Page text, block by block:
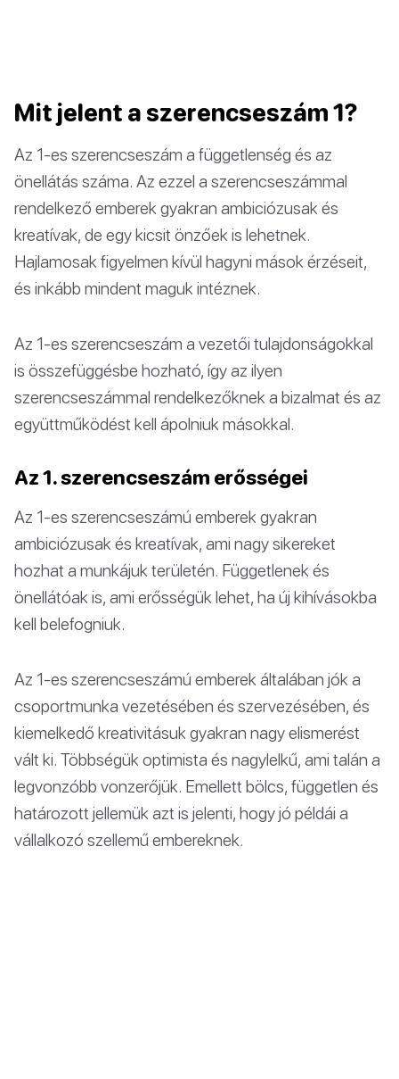
Mit jelent a szerencseszám 1?
Az 1-es szerencseszám a függetlenség és az
önellátás száma. Az ezzel a szerencseszámmal
rendelkező emberek gyakran ambiciózusak és
kreatívak, de egy kicsit önzőek is lehetnek.
Hajlamosak figyelmen kívül hagyni mások érzéseit,
és inkább mindent maguk intéznek.
Az 1-es szerencseszám a vezetői tulajdonságokkal
is összefüggésbe hozható, így az ilyen
szerencseszámmal rendelkezőknek a bizalmat és az
együttműködést kell ápolniuk másokkal.
Az 1. szerencseszám erősségei
Az 1-es szerencseszámú emberek gyakran
ambiciózusak és kreatívak, ami nagy sikereket
hozhat a munkájuk területén. Függetlenek és
önellátóak is, ami erősségük lehet, ha új kihívásokba
kell belefogniuk.
Az 1-es szerencseszámú emberek általában jók a
csoportmunka vezetésében és szervezésében, és
kiemelkedő kreativitásuk gyakran nagy elismerést
vált ki. Többségük optimista és nagylelkű, ami talán a
legvonzóbb vonzerőjük. Emellett bölcs, független és
határozott jellemük azt is jelenti, hogy jó példái a
vállalkozó szellemű embereknek.